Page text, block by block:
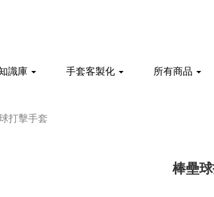
識庫 手套客製化 所有商品
打擊手套
棒壘